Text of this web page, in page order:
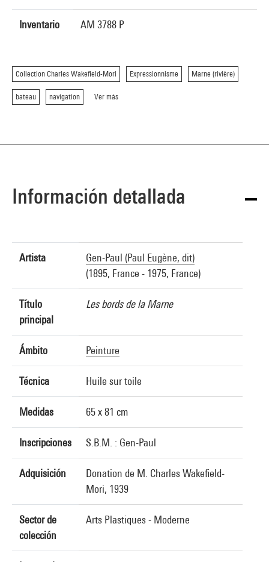
Inventario AM 3788 P
Collection Charles Wakefield-Mori Expressionnisme Marne (rivière)
bateau navigation Ver más
Información detallada
Artista
Gen-Paul (Paul Eugène, dit)
(1895, France - 1975, France)
Título
principal
Les bords de la Marne
Ámbito Peinture
Técnica Huile sur toile
Medidas 65 x 81 cm
Inscripciones S.B.M. : Gen-Paul
Adquisición
Donation de M. Charles Wakefield-
Mori, 1939
Sector de
colección
Arts Plastiques - Moderne